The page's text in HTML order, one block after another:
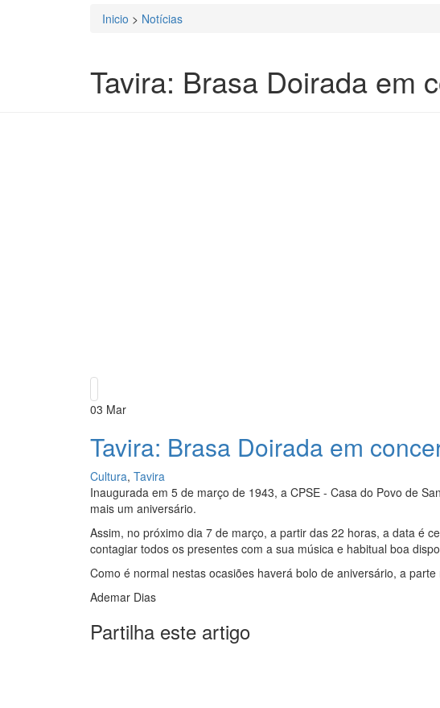
Está aqui
Inicio > Notícias
Tavira: Brasa Doirada em
03 Mar
Tavira: Brasa Doirada em
Cultura, Tavira
Inaugurada em 5 de março de 1943, a CPSE - Casa do Povo de
mais um aniversário.
Assim, no próximo dia 7 de março, a partir das 22 horas, a data é
contagiar todos os presentes com a sua música e habitual boa
Como é normal nestas ocasiões haverá bolo de aniversário, a
Ademar Dias
Partilha este artigo